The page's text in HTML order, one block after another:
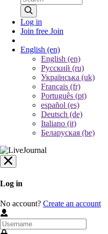
Log in
Join free Join
English (en)
English (en)
Русский (ru)
Українська (uk)
Français (fr)
Português (pt)
español (es)
Deutsch (de)
Italiano (it)
Беларуская (be)
Log in
No account? Create an account